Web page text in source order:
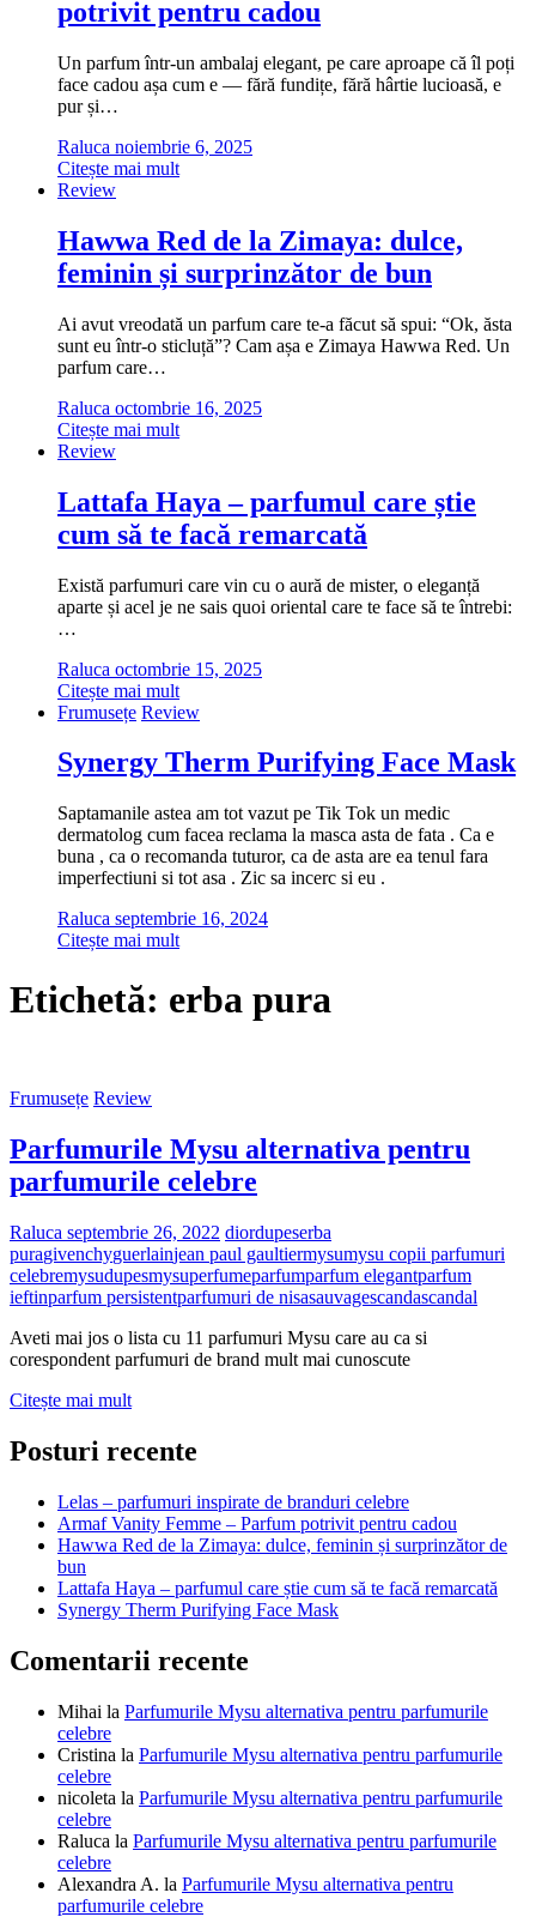
potrivit pentru cadou
Un parfum într-un ambalaj elegant, pe care aproape că îl poți
face cadou așa cum e — fără fundițe, fără hârtie lucioasă, e
pur și…
Raluca noiembrie 6, 2025
Citește mai mult
Review
Hawwa Red de la Zimaya: dulce,
feminin și surprinzător de bun
Ai avut vreodată un parfum care te-a făcut să spui: “Ok, ăsta
sunt eu într-o sticluță”? Cam așa e Zimaya Hawwa Red. Un
parfum care…
Raluca octombrie 16, 2025
Citește mai mult
Review
Lattafa Haya – parfumul care știe
cum să te facă remarcată
Există parfumuri care vin cu o aură de mister, o eleganță
aparte și acel je ne sais quoi oriental care te face să te întrebi:
…
Raluca octombrie 15, 2025
Citește mai mult
Frumusețe Review
Synergy Therm Purifying Face Mask
Saptamanile astea am tot vazut pe Tik Tok un medic
dermatolog cum facea reclama la masca asta de fata . Ca e
buna , ca o recomanda tuturor, ca de asta are ea tenul fara
imperfectiuni si tot asa . Zic sa incerc si eu .
Raluca septembrie 16, 2024
Citește mai mult
Etichetă: erba pura
Frumusețe Review
Parfumurile Mysu alternativa pentru
parfumurile celebre
Raluca septembrie 26, 2022 diordupeserba
puragivenchyguerlainjean paul gaultiermysumysu copii parfumuri
celebremysudupesmysuperfumeparfumparfum elegantparfum
ieftinparfum persistentparfumuri de nisasauvagescandascandal
Aveti mai jos o lista cu 11 parfumuri Mysu care au ca si
corespondent parfumuri de brand mult mai cunoscute
Citește mai multParfumurile
alternativa
pentru
celebre
Posturi recente
Lelas – parfumuri inspirate de branduri celebre
Armaf Vanity Femme – Parfum potrivit pentru cadou
Hawwa Red de la Zimaya: dulce, feminin și surprinzător de
bun
Lattafa Haya – parfumul care știe cum să te facă remarcată
Synergy Therm Purifying Face Mask
Comentarii recente
Mihai la Parfumurile Mysu alternativa pentru parfumurile
celebre
Cristina la Parfumurile Mysu alternativa pentru parfumurile
celebre
nicoleta la Parfumurile Mysu alternativa pentru parfumurile
celebre
Raluca la Parfumurile Mysu alternativa pentru parfumurile
celebre
Alexandra A. la Parfumurile Mysu alternativa pentru
parfumurile celebre